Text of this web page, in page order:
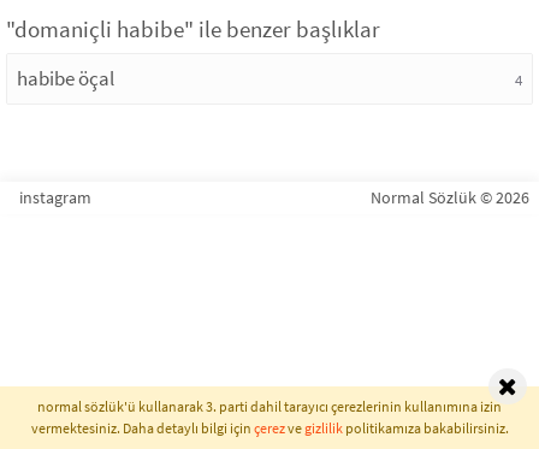
"domaniçli habibe" ile benzer başlıklar
habibe öçal 4
instagram Normal Sözlük © 2026
normal sözlük'ü kullanarak 3. parti dahil tarayıcı çerezlerinin kullanımına izin
vermektesiniz. Daha detaylı bilgi için çerezvegizlilikpolitikamıza bakabilirsiniz.